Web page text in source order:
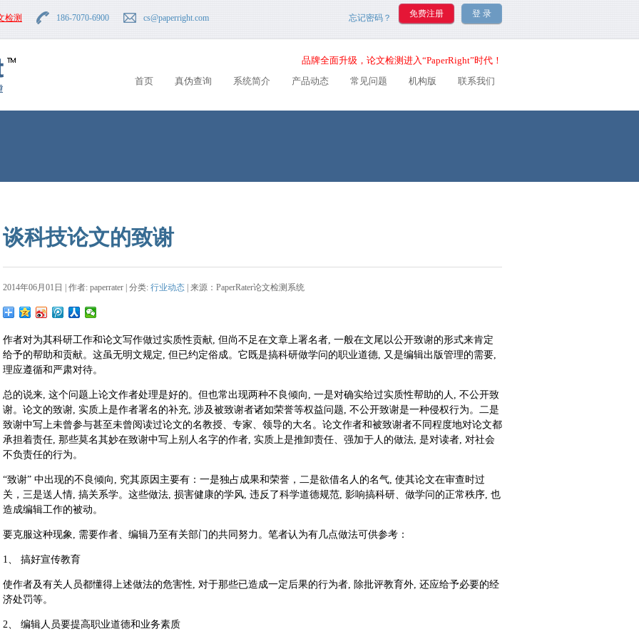
检测 186-7070-6900 cs@paperright.com 忘记密码？
品牌全面升级，论文检测进入“PaperRight”时代！
首页
真伪查询 系统简介 产品动态 常见问题 机构版 联系我们
谈科技论文的致谢
2014年06月01日 | 作者: paperrater | 分类: 行业动态 | 来源：PaperRater论文检测系统
作者对为其科研工作和论文写作做过实质性贡献, 但尚不足在文章上署名者, 一般在文尾以公开致谢的形式来肯定
给予的帮助和贡献。这虽无明文规定, 但已约定俗成。它既是搞科研做学问的职业道德, 又是编辑出版管理的需要,
理应遵循和严肃对待。
总的说来, 这个问题上论文作者处理是好的。但也常出现两种不良倾向, 一是对确实给过实质性帮助的人, 不公开致
谢。论文的致谢, 实质上是作者署名的补充, 涉及被致谢者诸如荣誉等权益问题, 不公开致谢是一种侵权行为。二是
致谢中写上未曾参与甚至未曾阅读过论文的名教授、专家、领导的大名。论文作者和被致谢者不同程度地对论文都
承担着责任, 那些莫名其妙在致谢中写上别人名字的作者, 实质上是推卸责任、强加于人的做法, 是对读者, 对社会
不负责任的行为。
“致谢” 中出现的不良倾向, 究其原因主要有：一是独占成果和荣誉，二是欲借名人的名气, 使其论文在审查时过
关，三是送人情, 搞关系学。这些做法, 损害健康的学风, 违反了科学道德规范, 影响搞科研、做学问的正常秩序, 也
造成编辑工作的被动。
要克服这种现象, 需要作者、编辑乃至有关部门的共同努力。笔者认为有几点做法可供参考：
1、 搞好宣传教育
使作者及有关人员都懂得上述做法的危害性, 对于那些已造成一定后果的行为者, 除批评教育外, 还应给予必要的经
济处罚等。
2、 编辑人员要提高职业道德和业务素质